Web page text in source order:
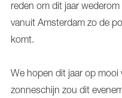
reden om dit jaar
vanuit Amsterdam zo de
komt.
We hopen dit jaar op mooi
zonneschijn zou dit